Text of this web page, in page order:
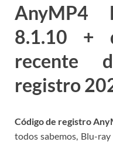
AnyMP4
8.1.10 +
recente
registro
Código de registro
todos sabemos, Blu-